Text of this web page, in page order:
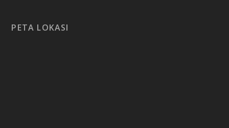
PETA LOKASI